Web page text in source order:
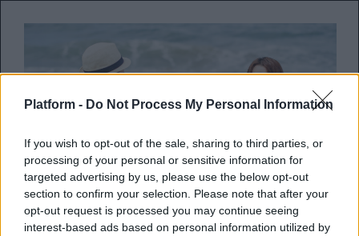
Platform - Do Not Process My Personal Information
If you wish to opt-out of the sale, sharing to third parties, or
processing of your personal or sensitive information for
targeted advertising by us, please use the below opt-out
section to confirm your selection. Please note that after your
opt-out request is processed you may continue seeing
interest-based ads based on personal information utilized by